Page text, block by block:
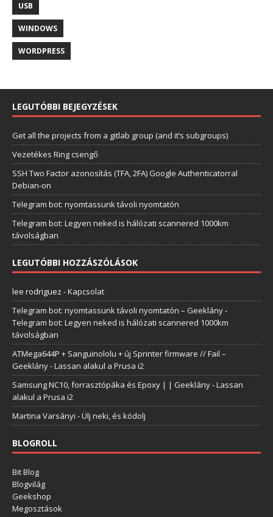
USB
WINDOWS
WORDPRESS
LEGUTÓBBI BEJEGYZÉSEK
Get all the projects from a gitlab group (and it’s subgroups)
Vezetékes Ring csengő
SSH Two Factor azonosítás (TFA, 2FA) Google Authenticatorral
Debian-on
Telegram bot: nyomtassunk távoli nyomtatón
Telegram bot: Legyen neked is hálózati scannered 1000km
távolságban
LEGUTÓBBI HOZZÁSZÓLÁSOK
lee rodriguez -Kapcsolat
Telegram bot: nyomtassunk távoli nyomtatón – Geeklány-
Telegram bot: Legyen neked is hálózati scannered 1000km
távolságban
ATMega644P + Sanguinololu + új Sprinter firmware // Fail –
Geeklány-Lassan alakul a Prusa i2
Samsung NC10, forrasztópáka és Epoxy | | Geeklány-Lassan
alakul a Prusa i2
Martina Varsányi -Ülj neki, és kódolj
BLOGROLL
Bit Blog
Blogvilág
Geekshop
Megosztások